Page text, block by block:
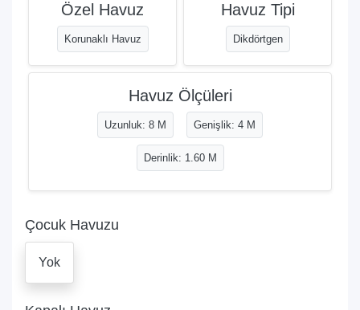
Özel Havuz
Korunaklı Havuz
Havuz Tipi
Dikdörtgen
Havuz Ölçüleri
Uzunluk: 8 M Genişlik: 4 M
Derinlik: 1.60 M
Çocuk Havuzu
Yok